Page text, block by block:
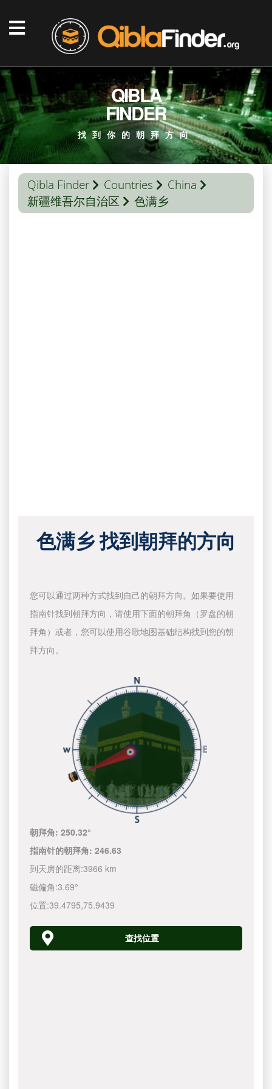
QIBLA
FINDER
找到你的朝拜方向
Qibla Finder Countries
China
新疆维吾尔自治区
色满乡
色满乡 找到朝拜的方向
您可以通过两种方式找到自己的朝拜方向。如果要使用
指南针找到朝拜方向，请使用下面的朝拜角（罗盘的朝
拜角）或者，您可以使用谷歌地图基础结构找到您的朝
拜方向。
朝拜角:250.32°
指南针的朝拜角:246.63
到天房的距离:3966 km
磁偏角:3.69°
位置:39.4795,75.9439
查找位置